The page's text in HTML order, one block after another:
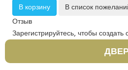
Отзыв
Зарегистрируйтесь, чтобы создать